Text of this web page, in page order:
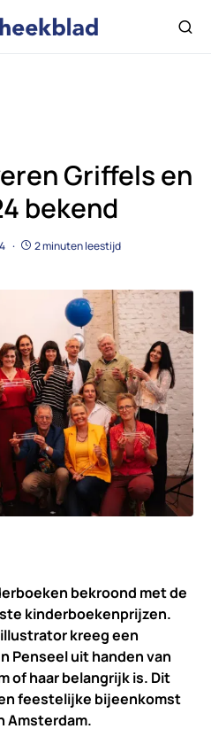
Griffels en
bekend
2 minuten leestijd
bekroond met de
kinderboekenprijzen.
kreeg een
Penseel uit handen van
of haar belangrijk is. Dit
feestelijke bijeenkomst
Amsterdam.